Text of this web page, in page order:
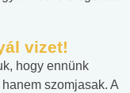
vizet!
hogy ennünk
szomjasak. A